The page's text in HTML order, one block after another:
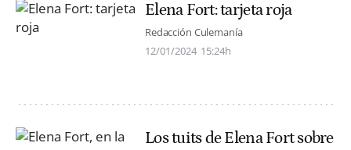
Elena Fort: tarjeta roja
Redacción Culemanía
12/01/2024 15:24h
Los tuits de Elena Fort sobre